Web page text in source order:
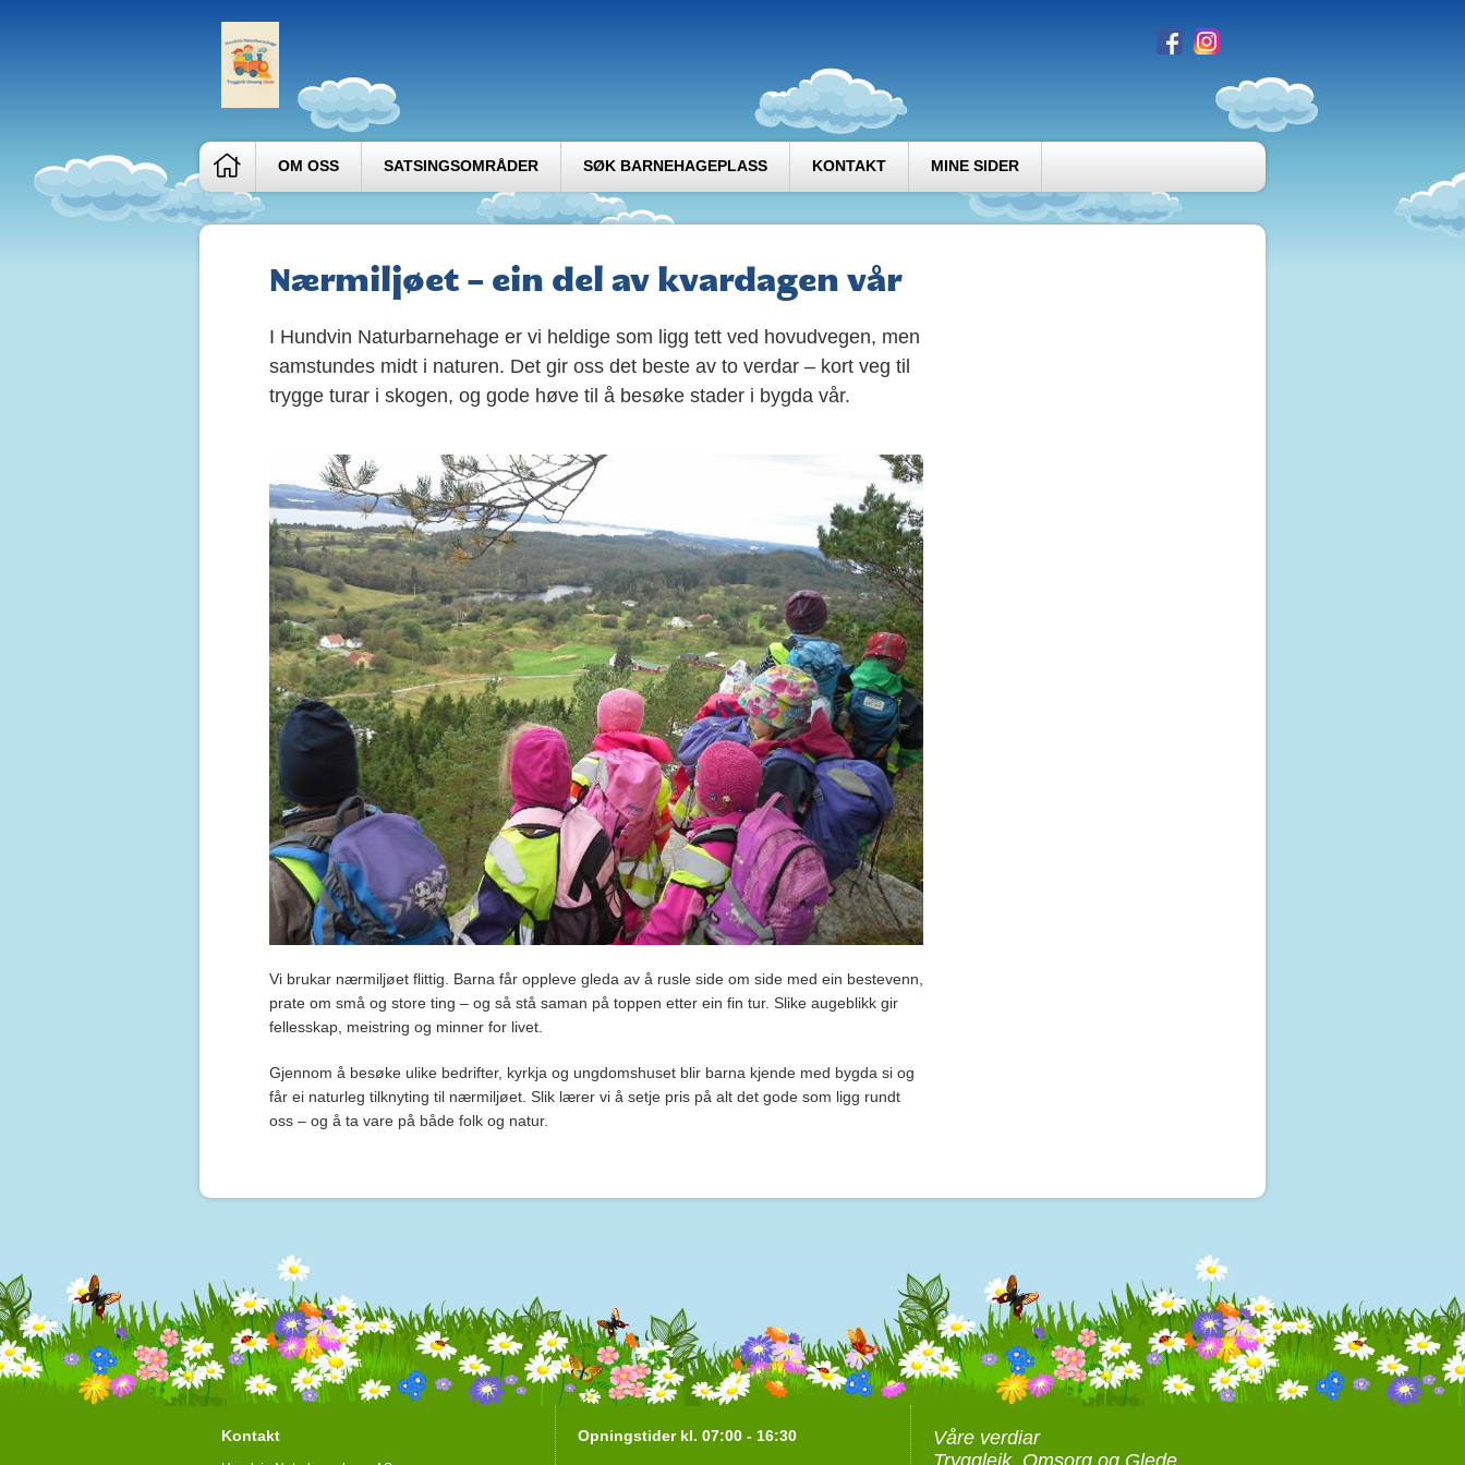
OM OSS SATSINGSOMRÅDER SØK BARNEHAGEPLASS KONTAKT MINE SIDER
Nærmiljøet – ein del av kvardagen vår
I Hundvin Naturbarnehage er vi heldige som ligg tett ved hovudvegen, men
samstundes midt i naturen. Det gir oss det beste av to verdar – kort veg til
trygge turar i skogen, og gode høve til å besøke stader i bygda vår.
Vi brukar nærmiljøet flittig. Barna får oppleve gleda av å rusle side om side med ein bestevenn,
prate om små og store ting – og så stå saman på toppen etter ein fin tur. Slike augeblikk gir
fellesskap, meistring og minner for livet.
Gjennom å besøke ulike bedrifter, kyrkja og ungdomshuset blir barna kjende med bygda si og
får ei naturleg tilknyting til nærmiljøet. Slik lærer vi å setje pris på alt det gode som ligg rundt
oss – og å ta vare på både folk og natur.
Kontakt Opningstider kl. 07:00 - 16:30
Våre verdiar
Tryggleik, Omsorg og Glede